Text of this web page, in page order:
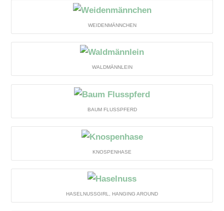
WEIDENMÄNNCHEN
WALDMÄNNLEIN
BAUM FLUSSPFERD
KNOSPENHASE
HASELNUSSGIRL, HANGING AROUND